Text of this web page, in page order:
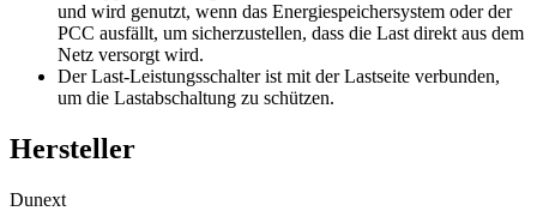
und wird genutzt, wenn das Energiespeichersystem oder der
PCC ausfällt, um sicherzustellen, dass die Last direkt aus dem
Netz versorgt wird.
Der Last-Leistungsschalter ist mit der Lastseite verbunden,
um die Lastabschaltung zu schützen.
Hersteller
Dunext